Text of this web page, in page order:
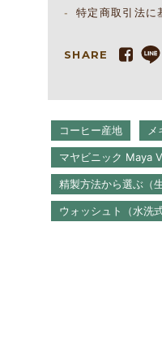
特定商取引法に
SHARE
コーヒー産地 メ
マヤビニック Maya
精製方法から選ぶ（生
ウォッシュト（水洗